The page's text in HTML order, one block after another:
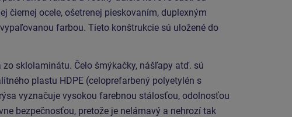
čiernej ocele, ošetrenej pieskovaním, duplexným
farbou. Tieto konštrukcie sú uložené do
zo sklolaminátu. Čelo šmýkačky, nášľapy atď. sú
plastu HDPE (celoprefarbený polyetylén s
vyznačuje vysokou farebnou stálosťou, odolnosťou
bezpečnosťou, pretože je nelámavý a nehrozí tak